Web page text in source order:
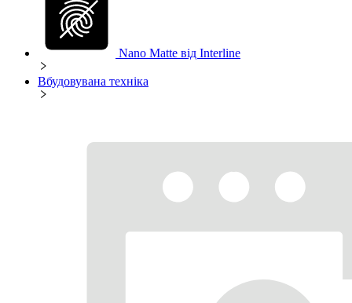
Nano Matte від Interline
Вбудовувана техніка